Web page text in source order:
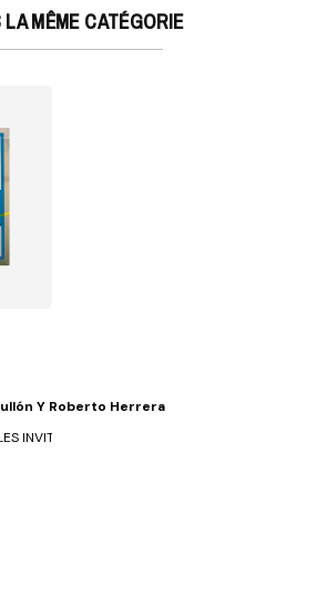
LA MÊME CATÉGORIE
Y Roberto Herrera
INVITATIONS de l’Écriture est celle que